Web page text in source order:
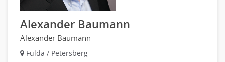
Alexander Baumann
Alexander Baumann
Fulda / Petersberg